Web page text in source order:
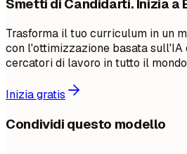
Smetti di Candidarti. Inizia a
Trasforma il tuo curriculum in un
con l'ottimizzazione basata sull'IA
cercatori di lavoro in tutto il
Inizia gratis
Condividi questo modello